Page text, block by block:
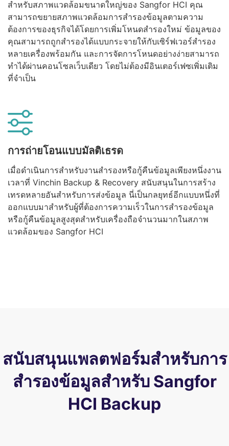
สำหรับสภาพแวดล้อมขนาดใหญ่ของ Sangfor HCI คุณ
สามารถขยายสภาพแวดล้อมการสำรองข้อมูลตามความ
ต้องการของธุรกิจได้โดยการเพิ่มโหนดสำรองใหม่ ข้อมูลของ
คุณสามารถถูกสำรองได้แบบกระจายให้กับเซิร์ฟเวอร์สำรอง
หลายเครื่องพร้อมกัน และการจัดการโหนดอย่างง่ายสามารถ
ทำได้ผ่านคอนโซลเว็บเดียว โดยไม่ต้องมีอินเตอร์เฟซเพิ่มเติม
ที่จำเป็น
การถ่ายโอนแบบมัลติเธรด
เมื่อดำเนินการสำหรับงานสำรองหรือกู้คืนข้อมูลเพียงหนึ่งงาน
เวลาที่ Vinchin Backup & Recovery สนับสนุนในการสร้าง
เทรดหลายอันสำหรับการส่งข้อมูล นี่เป็นกลยุทธ์อีกแบบหนึ่งที่
ออกแบบมาสำหรับผู้ที่ต้องการความเร็วในการสำรองข้อมูล
หรือกู้คืนข้อมูลสูงสุดสำหรับเครื่องถือจำนวนมากในสภาพ
แวดล้อมของ Sangfor HCI
สนับสนุนแพลตฟอร์มสำหรับการ
สำรองข้อมูลสำหรับ Sangfor
HCI Backup